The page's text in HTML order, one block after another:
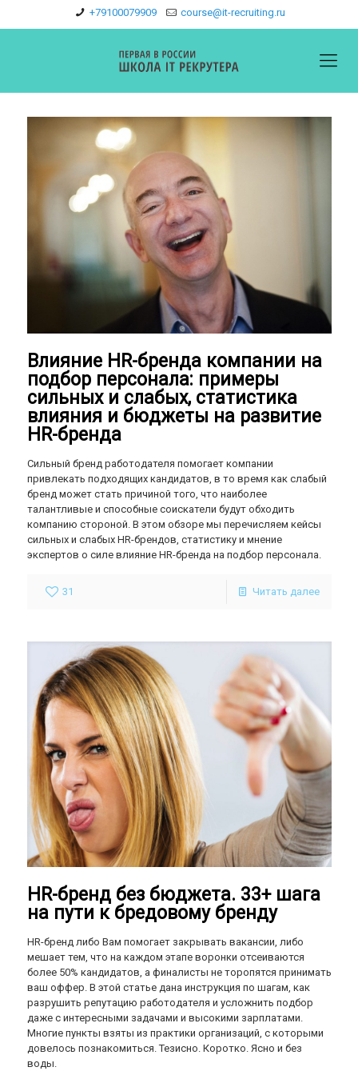
+79100079909 course@it-recruiting.ru
Влияние HR-бренда компании на
подбор персонала: примеры
сильных и слабых, статистика
влияния и бюджеты на развитие
HR-бренда
Сильный бренд работодателя помогает компании
привлекать подходящих кандидатов, в то время как слабый
бренд может стать причиной того, что наиболее
талантливые и способные соискатели будут обходить
компанию стороной. В этом обзоре мы перечисляем кейсы
сильных и слабых HR-брендов, статистику и мнение
экспертов о силе влияние HR-бренда на подбор персонала.
31 Читать далее
HR-бренд без бюджета. 33+ шага
на пути к бредовому бренду
HR-бренд либо Вам помогает закрывать вакансии, либо
мешает тем, что на каждом этапе воронки отсеиваются
более 50% кандидатов, а финалисты не торопятся принимать
ваш оффер. В этой статье дана инструкция по шагам, как
разрушить репутацию работодателя и усложнить подбор
даже с интересными задачами и высокими зарплатами.
Многие пункты взяты из практики организаций, с которыми
довелось познакомиться. Тезисно. Коротко. Ясно и без
воды.